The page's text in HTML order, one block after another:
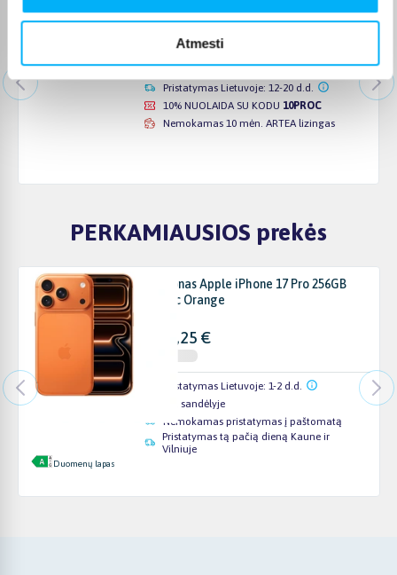
Atmesti
10% NUOLAIDA
141,04 €
Pristatymas Lietuvoje: 12-20 d.d.
10% NUOLAIDA SU KODU 10PROC
Nemokamas 10 mėn. ARTEA lizingas
PERKAMIAUSIOS prekės
Duomenų lapas
Telefonas Apple iPhone 17 Pro 256GB
Cosmic Orange
1274,25 €
Pristatymas Lietuvoje: 1-2 d.d.
Yra sandėlyje
Nemokamas pristatymas į paštomatą
Pristatymas tą pačią dieną Kaune ir
Vilniuje